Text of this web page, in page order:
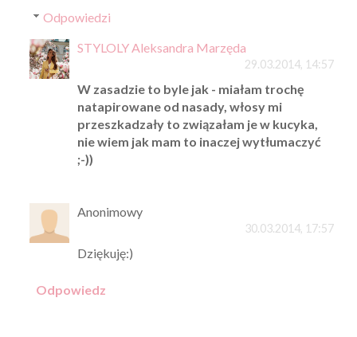
Odpowiedzi
STYLOLY Aleksandra Marzęda
29.03.2014, 14:57
W zasadzie to byle jak - miałam trochę
natapirowane od nasady, włosy mi
przeszkadzały to związałam je w kucyka,
nie wiem jak mam to inaczej wytłumaczyć
;-))
Anonimowy
30.03.2014, 17:57
Dziękuję:)
Odpowiedz